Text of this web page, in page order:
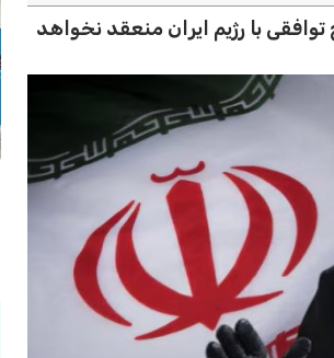
با رژیم ایران منعقد نخواهد